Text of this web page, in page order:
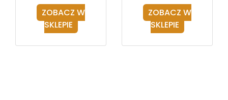
ZOBACZ W
SKLEPIE
ZOBACZ W
SKLEPIE